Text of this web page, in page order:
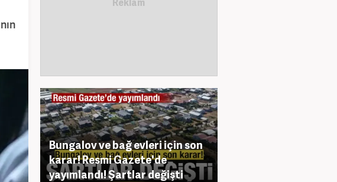
Bungalov ve bağ evleri için son
karar! Resmi Gazete'de
yayımlandı! Şartlar değişti